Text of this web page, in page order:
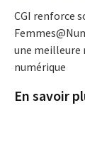
CGI renforce
une meilleure
numérique
En savoir